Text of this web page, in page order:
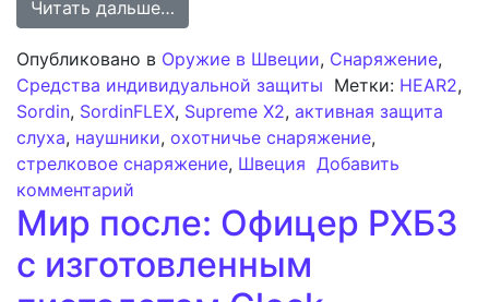
Читать дальше…
Опубликовано в Оружие в Швеции, Снаряжение,
Средства индивидуальной защиты Метки: HEAR2,
Sordin, SordinFLEX, Supreme X2, активная защита
слуха, наушники, охотничье снаряжение,
стрелковое снаряжение, Швеция Добавить
комментарий
Мир после: Офицер РХБЗ
с изготовленным